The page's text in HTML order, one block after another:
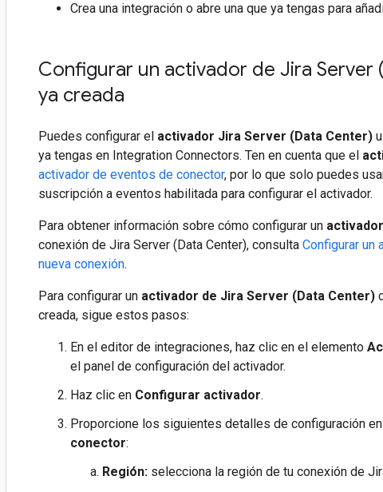
Crea una integración o abre una que ya tengas para
Configurar un activador de Jira Server
ya creada
Puedes configurar el activador Jira Server (Data Center)
ya tengas en Integration Connectors. Ten en cuenta que el
activador de eventos de conector, por lo que solo puedes
suscripción a eventos habilitada para configurar el activador.
Para obtener información sobre cómo configurar un
conexión de Jira Server (Data Center), consulta Configurar un
nueva conexión.
Para configurar un activador de Jira Server (Data Center)
creada, sigue estos pasos:
En el editor de integraciones, haz clic en el elemento
el panel de configuración del activador.
Haz clic en Configurar activador.
Proporcione los siguientes detalles de configuración
conector:
Región: selecciona la región de tu conexión de